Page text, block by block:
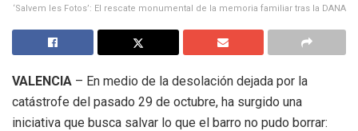
‘Salvem les Fotos’: El rescate monumental de la memoria familiar tras la DANA
VALENCIA – En medio de la desolación dejada por la
catástrofe del pasado 29 de octubre, ha surgido una
iniciativa que busca salvar lo que el barro no pudo borrar: